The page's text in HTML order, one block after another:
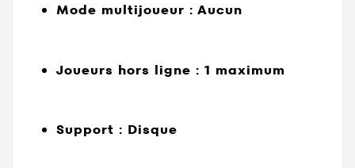
Mode multijoueur : Aucun
Joueurs hors ligne : 1 maximum
Support : Disque